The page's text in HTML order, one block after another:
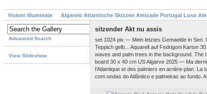
Visioni illuminate Algarvio Atlantische Skizzen Amizade Portugal Luso
Advanced Search
View Slideshow
sitzender Akt nu assis
set 1024 pix — Mein letztes Gemaelde in Sen.
Teppich gelb... Aquarell auf Fedrigoni Karton
waves and palm trees in the background.
board 30 x 40 cm US Algarve 2025 — Ma
l'Atlantique et des palmiers en arrière-plan. La
com ondas do Atlântico e palmeiras ao fundo.